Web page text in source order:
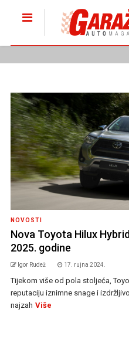
NOVOSTI
Nova Toyota Hilux
2025. godine
Igor Rudež 17. rujna 2024.
Tijekom više od pola stoljeća,
reputaciju iznimne snage i
najzah Više